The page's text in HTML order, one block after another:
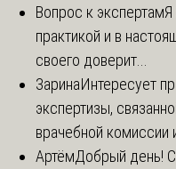
Вопрос к экспертам
практикой и в
своего доверит...
ЗаринаИнтересует
экспертизы,
врачебной комиссии
АртёмДобрый день!